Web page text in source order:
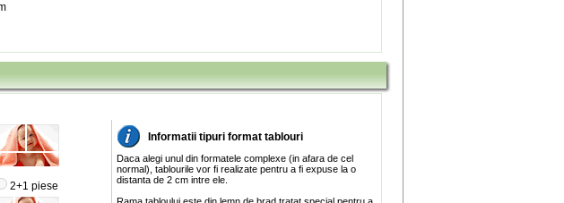
2+1 piese
Informatii tipuri format tablouri
Daca alegi unul din formatele complexe (in afara de cel
normal), tablourile vor fi realizate pentru a fi expuse la o
distanta de 2 cm intre ele.